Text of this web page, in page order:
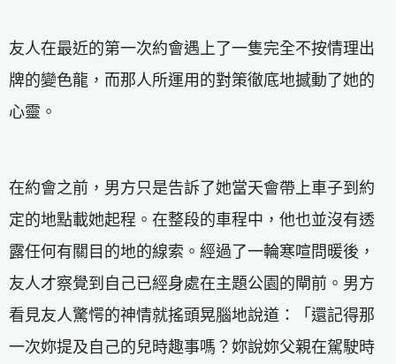
友人在最近的第一次約會遇上了一隻完全不按情理出
牌的變色龍，而那人所運用的對策徹底地撼動了她的
心靈。
在約會之前，男方只是告訴了她當天會帶上車子到約
定的地點載她起程。在整段的車程中，他也並沒有透
露任何有關目的地的線索。經過了一輪寒喧問暖後，
友人才察覺到自己已經身處在主題公園的閘前。男方
看見友人驚愕的神情就搖頭晃腦地說道：「還記得那
一次妳提及自己的兒時趣事嗎？妳說妳父親在駕駛時